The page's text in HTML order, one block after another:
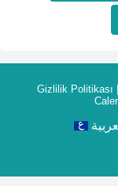
Gizlilik Politikası |